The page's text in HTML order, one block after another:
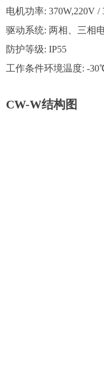
电机功率: 370W,220V /
驱动系统: 两相、三相
防护等级: IP55
工作条件环境温度: -
CW-W结构图